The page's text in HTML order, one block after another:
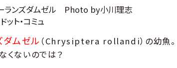
ダムゼル （Chrysiptera rollandi）の幼魚。
くないのでは？